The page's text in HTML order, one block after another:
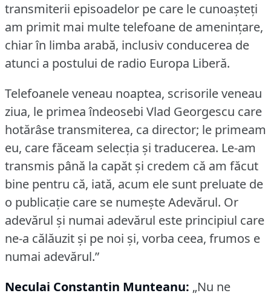
transmiterii episoadelor pe care le cunoașteți
am primit mai multe telefoane de amenințare,
chiar în limba arabă, inclusiv conducerea de
atunci a postului de radio Europa Liberă.
Telefoanele veneau noaptea, scrisorile veneau
ziua, le primea îndeosebi Vlad Georgescu care
hotărâse transmiterea, ca director; le primeam
eu, care făceam selecția și traducerea. Le-am
transmis până la capăt și credem că am făcut
bine pentru că, iată, acum ele sunt preluate de
o publicație care se numește Adevărul. Or
adevărul și numai adevărul este principiul care
ne-a călăuzit și pe noi și, vorba ceea, frumos e
numai adevărul.”
Neculai Constantin Munteanu: „Nu ne